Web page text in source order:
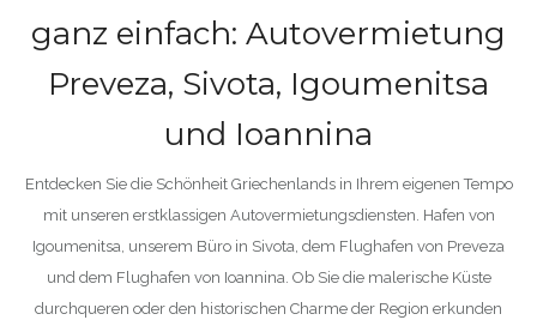
ganz einfach: Autovermietung
Preveza, Sivota, Igoumenitsa
und Ioannina
Entdecken Sie die Schönheit Griechenlands in Ihrem eigenen Tempo
mit unseren erstklassigen Autovermietungsdiensten. Hafen von
Igoumenitsa, unserem Büro in Sivota, dem Flughafen von Preveza
und dem Flughafen von Ioannina. Ob Sie die malerische Küste
durchqueren oder den historischen Charme der Region erkunden